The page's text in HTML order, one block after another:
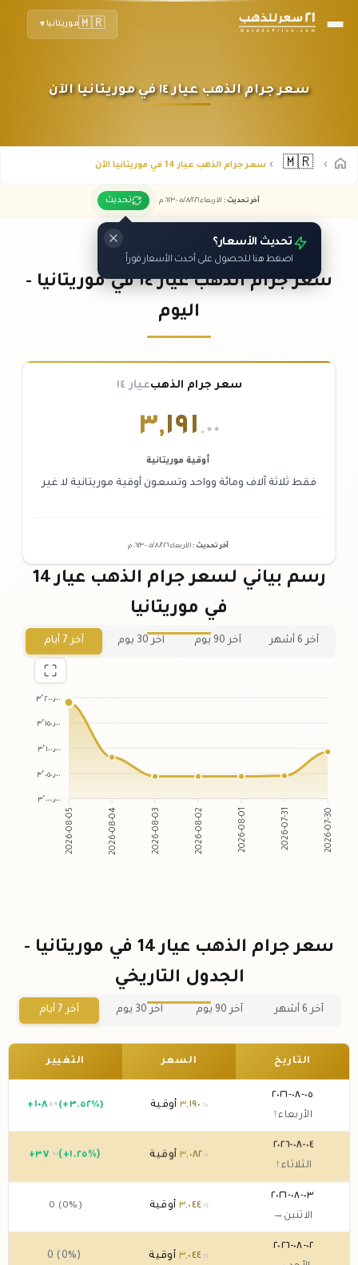
🇲🇷موريتانيا ▼
سعر جرام الذهب عيار ١٤ في موريتانيا الآن
🇲🇷 سعر جرام الذهب عيار 14 في موريتانيا الآن
آخر تحديث : الأربعاء ٠٥ /٠٨/٢٠٢٦ - ٠٦:٢٣ م تحديث
تحديث الأسعار؟
اضغط هنا للحصول على أحدث الأسعار فوراً
سعر جرام الذهب عيار ١٤ في موريتانيا -
اليوم
سعر جرام الذهبعيار ١٤
٣,١٩١ .٠٠
أوقية موريتانية
فقط ثلاثة آلاف ومائة وواحد وتسعون أوقية موريتانية لا غير
آخر تحديث : الأربعاء ٠٥ /٠٨/٢٠٢٦ - ٠٦:٢٣م
رسم بياني لسعر جرام الذهب عيار 14
في موريتانيا
آخر 6 أشهر آخر 90 يوم آخر 30 يوم آخر 7 أيام
٣٬٢٠٠٫٠٠
٣٬١٥٠٫٠٠
٣٬١٠٠٫٠٠
٣٬٠٥٠٫٠٠
٣٬٠٠٠٫٠٠
2026-08-05 2026-08-04 2026-08-03 2026-08-02 2026-08-01 2026-07-31 2026-07-30
سعر جرام الذهب عيار 14 في موريتانيا -
الجدول التاريخي
آخر 6 أشهر آخر 90 يوم آخر 30 يوم آخر 7 أيام
التاريخ السعر التغيير
٠٥-٠٨-٢٠٢٦
الأربعاء↑
٣,١٩٠ .٦٥ أوقية + ١٠٨ .٤٩ (+٣.٥٢%)
٠٤-٠٨-٢٠٢٦
الثلاثاء ↑
٣,٠٨٢ .١٦ أوقية +٣٧ .٩١ (+١.٢٥%)
٠٣-٠٨-٢٠٢٦
الاثنين →
٣,٠٤٤.٢٤ أوقية 0 (0%)
٠٢-٠٨-٢٠٢٦
٣,٠٤٤ .٢٤ أوقية 0 (0%)